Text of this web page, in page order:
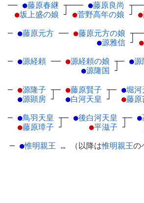
── ●藤原春継 ┬
●坂上盛の娘 ┘
─── ●藤原良尚 ┬
●菅野高年の娘 ┘
●
─ ●藤原元方 ── ●藤原元方の娘 ┬
●源雅信 ┘
●
─ ●源経頼 ── ●源経頼の娘 ┬
●源隆国 ┘
─ ●源
─ ●源隆子 ┬
●源顕房 ┘
─ ●藤原賢子 ┬
●白河天皇 ┘
─ ●堀河
●藤原
─ ●鳥羽天皇 ┬
●藤原璋子 ┘
─ ●後白河天皇 ┬
●平滋子 ┘
─ ●
─ ●惟明親王 … （以降は惟明親王の